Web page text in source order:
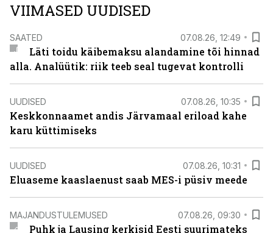
VIIMASED UUDISED
SAATED 07.08.26, 12:49
Läti toidu käibemaksu alandamine tõi hinnad
alla. Analüütik: riik teeb seal tugevat kontrolli
UUDISED 07.08.26, 10:35
Keskkonnaamet andis Järvamaal eriload kahe
karu küttimiseks
UUDISED 07.08.26, 10:31
Eluaseme kaaslaenust saab MES-i püsiv meede
MAJANDUSTULEMUSED 07.08.26, 09:30
Puhk ja Lausing kerkisid Eesti suurimateks